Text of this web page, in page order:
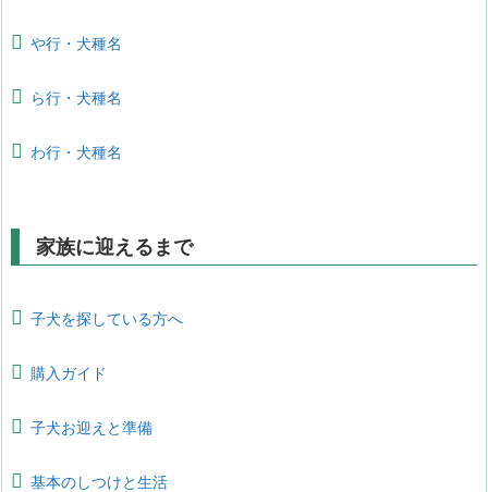
や行・犬種名
ら行・犬種名
わ行・犬種名
家族に迎えるまで
子犬を探している方へ
購入ガイド
子犬お迎えと準備
基本のしつけと生活